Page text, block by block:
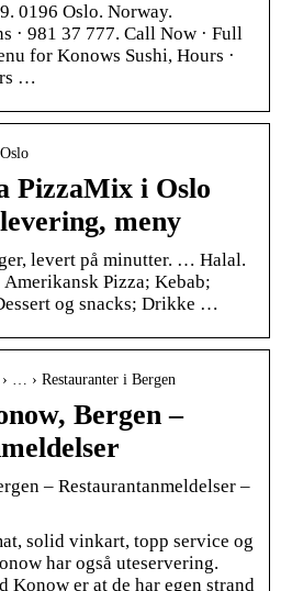
0196 Oslo. Norway.
· 981 37 777. Call Now · Full
for Konows Sushi, Hours ·
…
PizzaMix i Oslo
meny
levert på minutter. … Halal.
Pizza; Kebab;
og snacks; Drikke …
… › Restauranter i Bergen
Bergen –
– Restaurantanmeldelser –
solid vinkart, topp service og
har også uteservering.
Konow er at de har egen strand